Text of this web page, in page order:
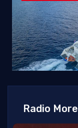
Radio More